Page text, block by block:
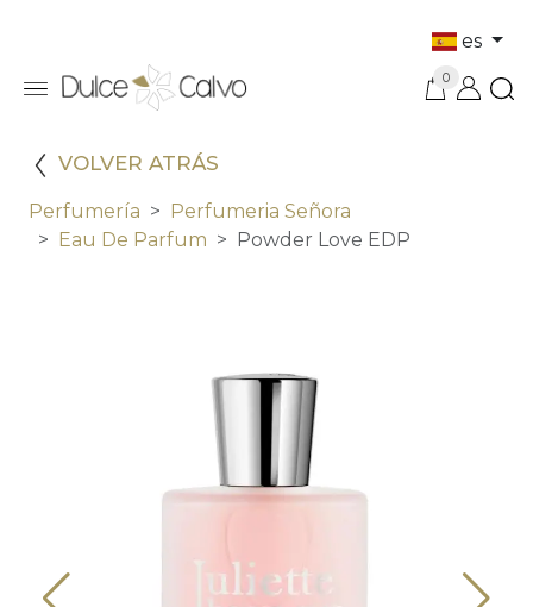
es
0
VOLVER ATRÁS
Perfumería
Perfumeria Señora
Eau De Parfum
Powder Love EDP